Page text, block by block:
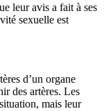
leur avis a fait à ses
sexuelle est
d’un organe
des artères. Les
mais leur